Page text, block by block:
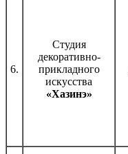
6.
Студия
декоративно-
прикладного
искусства
«Хазинэ»